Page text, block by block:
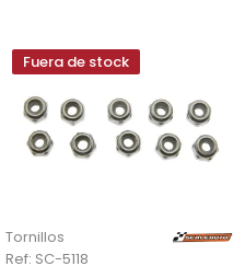
Fuera de stock
Tornillos
Ref: SC-5118